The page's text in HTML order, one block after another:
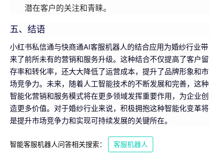
潜在客户的关注和青睐。
五、结语
小红书私信通与快商通AI客服机器人的结合应用为婚纱行业带
来了前所未有的营销和服务升级。这种结合不仅提高了客户留
存率和转化率，还大大降低了运营成本，提升了品牌形象和市
场竞争力。未来，随着人工智能技术的不断发展和完善，这种
智能化营销和服务模式将在更多领域发挥重要作用，为企业创
造更多价值。对于婚纱行业来说，积极拥抱这种智能化变革将
是提升市场竞争力和实现可持续发展的关键所在。
智能客服机器人问答相关搜索： 客服机器人